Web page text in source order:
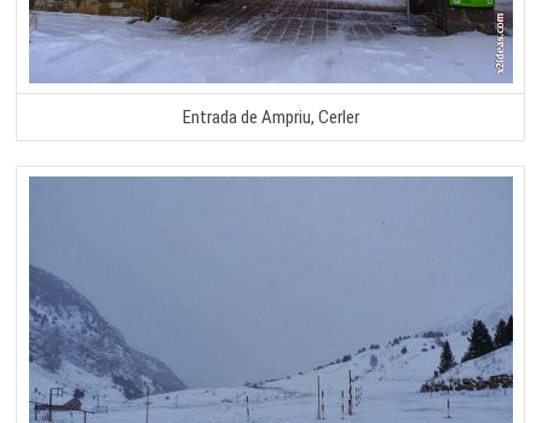
Entrada de Ampriu, Cerler